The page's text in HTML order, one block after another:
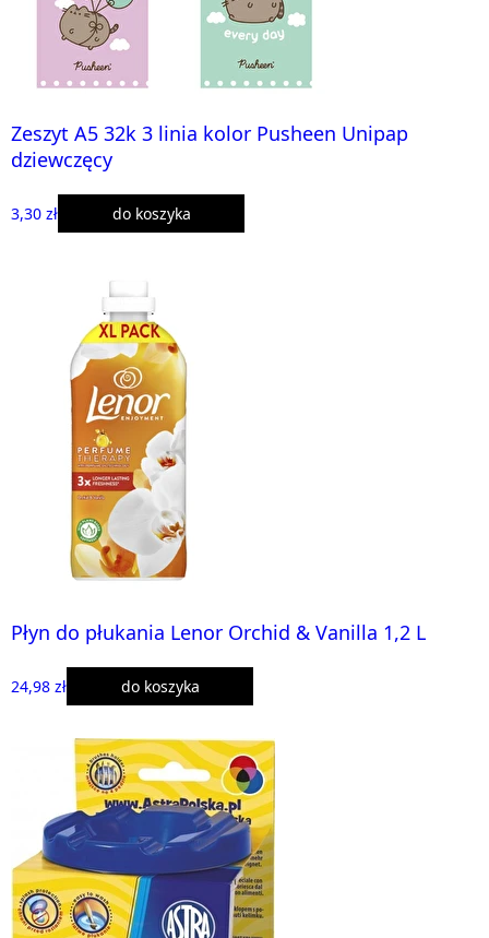
Zeszyt A5 32k 3 linia kolor Pusheen Unipap
dziewczęcy
3,30 zł do koszyka
Płyn do płukania Lenor Orchid & Vanilla 1,2 L
24,98 zł do koszyka